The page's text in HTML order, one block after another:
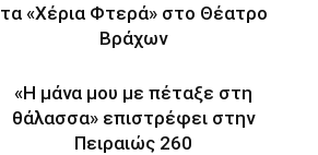
τα «Χέρια Φτερά» στο Θέατρο
Βράχων
«Η μάνα μου με πέταξε στη
θάλασσα» επιστρέφει στην
Πειραιώς 260